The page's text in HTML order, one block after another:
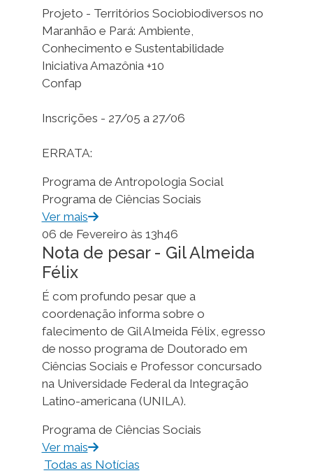
Projeto - Territórios Sociobiodiversos no
Maranhão e Pará: Ambiente,
Conhecimento e Sustentabilidade
Iniciativa Amazônia +10
Confap
Inscrições - 27/05 a 27/06
ERRATA:
Programa de Antropologia Social
Programa de Ciências Sociais
Ver mais
06 de Fevereiro às 13h46
Nota de pesar - Gil Almeida
Félix
É com profundo pesar que a
coordenação informa sobre o
falecimento de Gil Almeida Félix, egresso
de nosso programa de Doutorado em
Ciências Sociais e Professor concursado
na Universidade Federal da Integração
Latino-americana (UNILA).
Programa de Ciências Sociais
Ver mais
Todas as Notícias